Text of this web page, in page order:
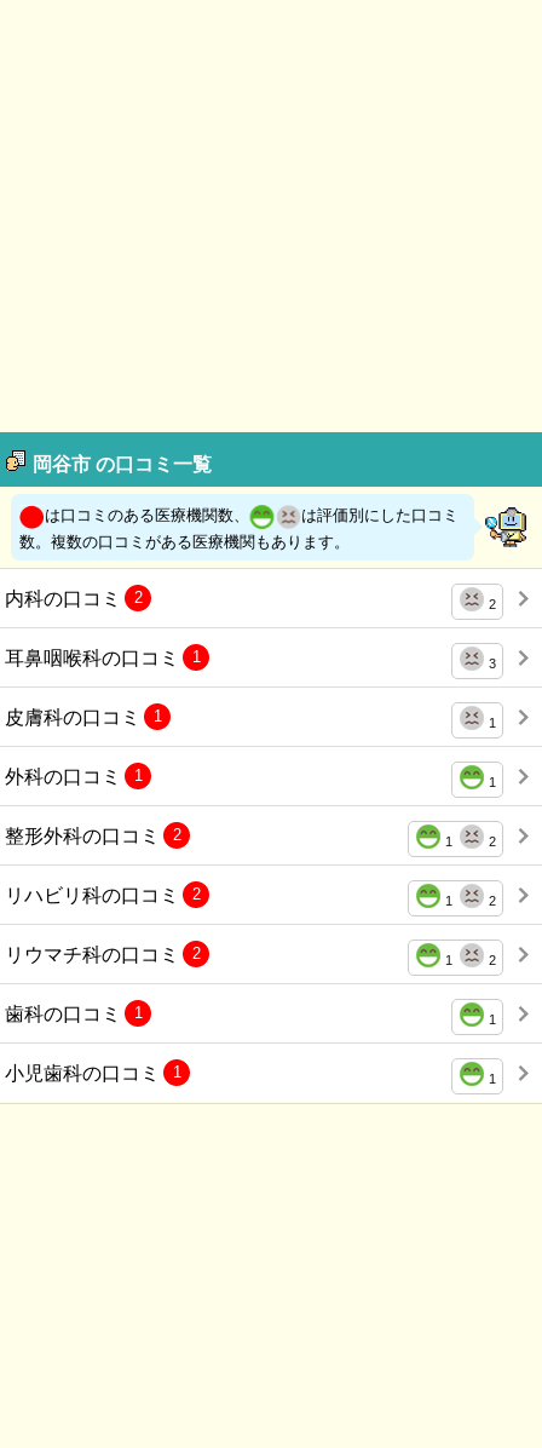
岡谷市 の口コミ一覧
は口コミのある医療機関数、
は評価別にした口コミ
数。複数の口コミがある医療機関もあります。
内科の口コミ 2
2
耳鼻咽喉科の口コミ 3
1
皮膚科の口コミ 1
1
外科の口コミ 1
1
整形外科の口コミ 1 2
2
リハビリ科の口コミ 1 2
2
リウマチ科の口コミ 1 2
2
歯科の口コミ 1
1
小児歯科の口コミ 1
1